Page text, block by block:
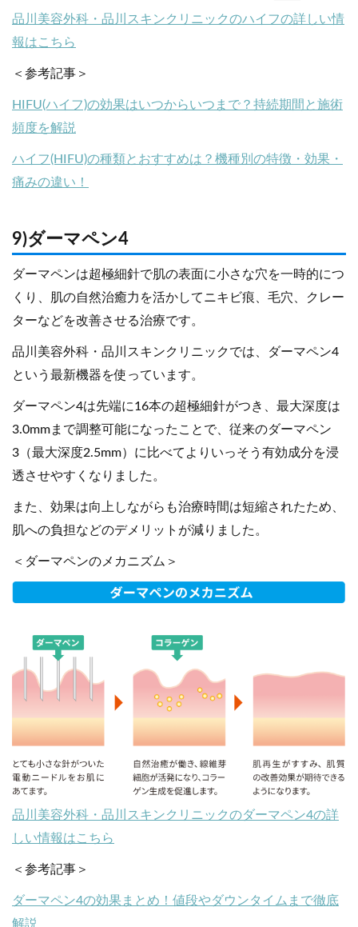
品川美容外科・品川スキンクリニックのハイフの詳しい情
報はこちら
＜参考記事＞
HIFU(ハイフ)の効果はいつからいつまで？持続期間と施術
頻度を解説
ハイフ(HIFU)の種類とおすすめは？機種別の特徴・効果・
痛みの違い！
9)ダーマペン4
ダーマペンは超極細針で肌の表面に小さな穴を一時的につ
くり、肌の自然治癒力を活かしてニキビ痕、毛穴、クレー
ターなどを改善させる治療です。
品川美容外科・品川スキンクリニックでは、ダーマペン4
という最新機器を使っています。
ダーマペン4は先端に16本の超極細針がつき、最大深度は
3.0mmまで調整可能になったことで、従来のダーマペン
3（最大深度2.5mm）に比べてよりいっそう有効成分を浸
透させやすくなりました。
また、効果は向上しながらも治療時間は短縮されたため、
肌への負担などのデメリットが減りました。
＜ダーマペンのメカニズム＞
品川美容外科・品川スキンクリニックのダーマペン4の詳
しい情報はこちら
＜参考記事＞
ダーマペン4の効果まとめ！値段やダウンタイムまで徹底
解説